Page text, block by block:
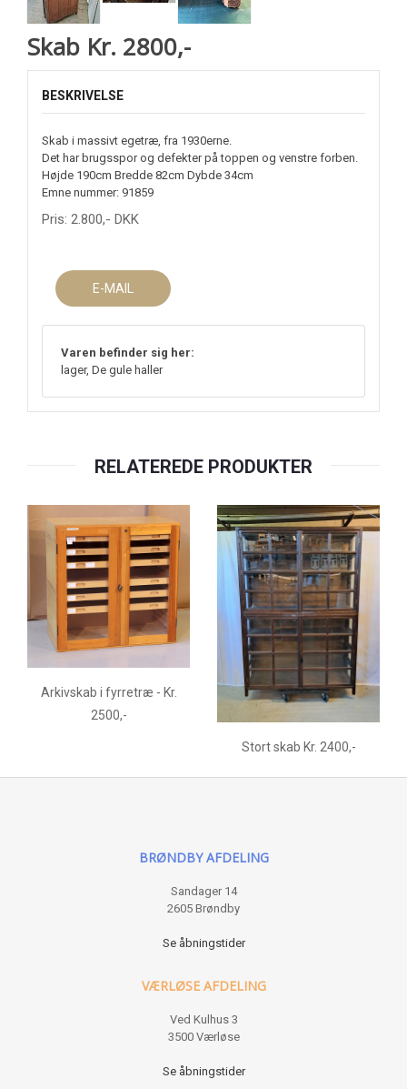
Skab Kr. 2800,-
BESKRIVELSE
Skab i massivt egetræ, fra 1930erne.
Det har brugsspor og defekter på toppen og venstre forben.
Højde 190cm Bredde 82cm Dybde 34cm
Emne nummer: 91859
Pris: 2.800,- DKK
E-MAIL
Varen befinder sig her:
lager, De gule haller
RELATEREDE PRODUKTER
Arkivskab i fyrretræ - Kr.
2500,-
Stort skab Kr. 2400,-
BRØNDBY AFDELING
Sandager 14
2605 Brøndby
Se åbningstider
VÆRLØSE AFDELING
Ved Kulhus 3
3500 Værløse
Se åbningstider